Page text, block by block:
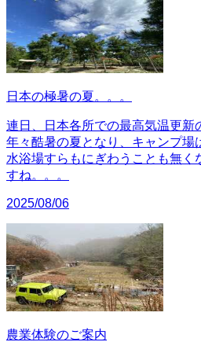
日本の極暑の夏。。。
連日、日本各所での最高気温更新
年々酷暑の夏となり、キャンプ場
水浴場すらもにぎわうことも無く
すね。。。
2025/08/06
農業体験のご案内